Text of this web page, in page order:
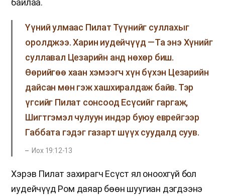
байлаа.
Үүний улмаас Пилат Түүнийг суллахыг
оролджээ. Харин иудейчүүд —Та энэ Хүнийг
суллавал Цезарийн анд нөхөр биш.
Өөрийгөө хаан хэмээгч хүн бүхэн Цезарийн
дайсан мөн гэж хашхиралдаж байв. Тэр
үгсийг Пилат сонсоод Есүсийг гаргаж,
Шигтгэмэл чулуун индэр буюу еврейгээр
Габбата гэдэг газарт шүүх суудалд суув.
Иох 19:12-13
Хэрэв Пилат захирагч Есүст ял оноохгүй бол
иудейчүүд Ром даяар бөөн шуугиан дэгдээнэ